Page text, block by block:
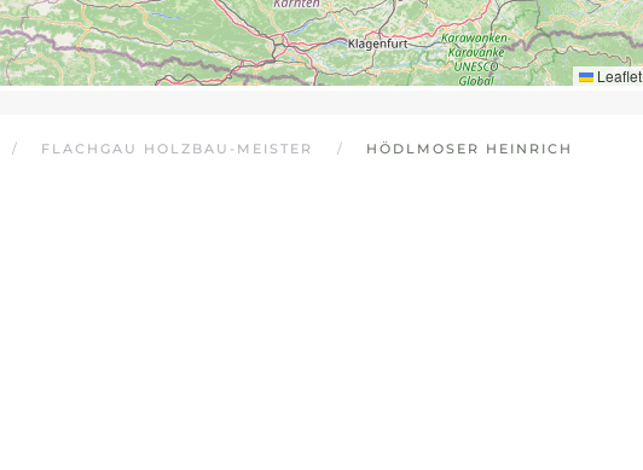
Leaflet
FLACHGAU HOLZBAU-MEISTER HÖDLMOSER HEINRICH